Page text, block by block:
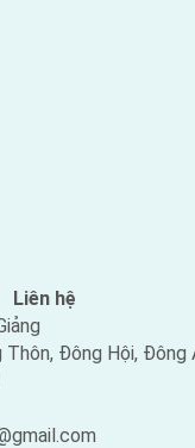
Liên hệ
Thôn, Đông Hội, Đông